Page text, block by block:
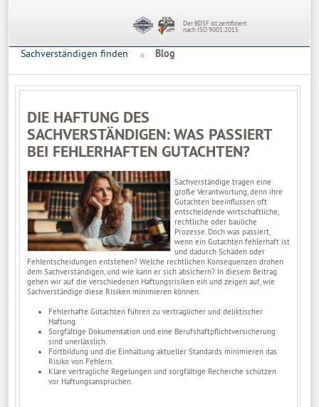
Der BDSF ist zertifiziert
nach ISO 9001:2015
Sachverständigen finden Blog
DIE HAFTUNG DES
SACHVERSTÄNDIGEN: WAS PASSIERT
BEI FEHLERHAFTEN GUTACHTEN?
Sachverständige tragen eine
große Verantwortung, denn ihre
Gutachten beeinflussen oft
entscheidende wirtschaftliche,
rechtliche oder bauliche
Prozesse. Doch was passiert,
wenn ein Gutachten fehlerhaft ist
und dadurch Schäden oder
Fehlentscheidungen entstehen? Welche rechtlichen Konsequenzen drohen
dem Sachverständigen, und wie kann er sich absichern? In diesem Beitrag
gehen wir auf die verschiedenen Haftungsrisiken ein und zeigen auf, wie
Sachverständige diese Risiken minimieren können.
Fehlerhafte Gutachten führen zu vertraglicher und deliktischer
Haftung.
Sorgfältige Dokumentation und eine Berufshaftpflichtversicherung
sind unerlässlich.
Fortbildung und die Einhaltung aktueller Standards minimieren das
Risiko von Fehlern.
Klare vertragliche Regelungen und sorgfältige Recherche schützen
vor Haftungsansprüchen.